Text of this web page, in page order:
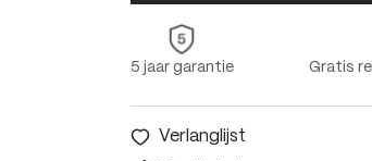
5 jaar garantie Gratis
Verlanglijst